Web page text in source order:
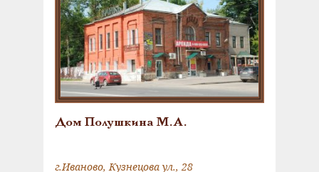
Дом Полушкина М.А.
г.Иваново, Кузнецова ул., 28